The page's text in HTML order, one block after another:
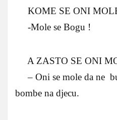
KOME SE ONI
-Mole se Bogu !
A ZASTO SE ONI
– Oni se mole da ne
bombe na djecu.